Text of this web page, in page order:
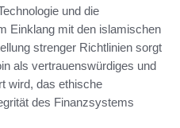
und die
Einklang mit den islamischen
strenger Richtlinien sorgt
als vertrauenswürdiges und
wird, das ethische
des Finanzsystems